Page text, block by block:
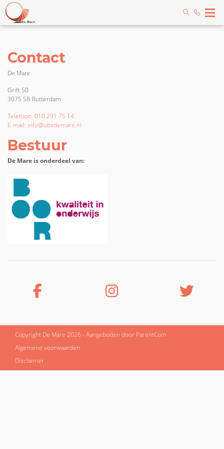
Contact
De Mare
Grift 50
3075 SB Rotterdam
Telefoon: 010 291 75 14
E-mail: info@obsdemare.nl
Bestuur
De Mare is onderdeel van:
Copyright De Mare 2026 - Aangeboden door ParentCom
Algemene voorwaarden
Disclaimer